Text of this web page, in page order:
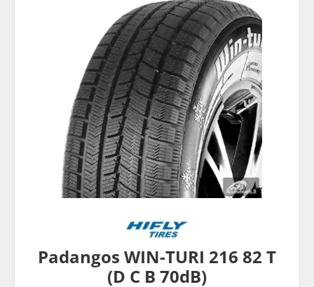
Padangos WIN-TURI 216 82 T
(D C B 70dB)